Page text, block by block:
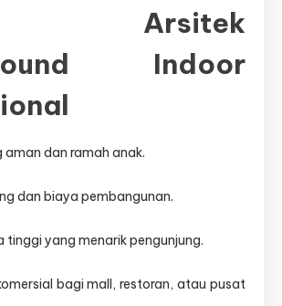
Arsitek
Indoor
aman dan ramah anak.
dan biaya pembangunan.
tinggi yang menarik pengunjung.
bagi mall, restoran, atau pusat